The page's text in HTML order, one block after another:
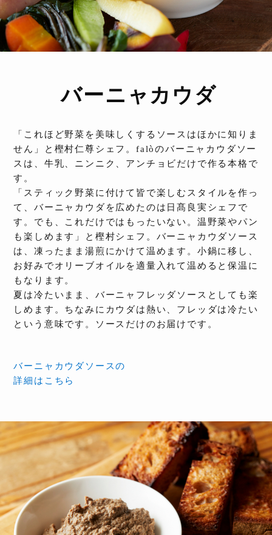
バーニャカウダ
「これほど野菜を美味しくするソースはほかに知りま
せん」と樫村仁尊シェフ。falòのバーニャカウダソー
スは、牛乳、ニンニク、アンチョビだけで作る本格で
す。
「スティック野菜に付けて皆で楽しむスタイルを作っ
て、バーニャカウダを広めたのは日髙良実シェフで
す。でも、これだけではもったいない。温野菜やパン
も楽しめます」と樫村シェフ。バーニャカウダソース
は、凍ったまま湯煎にかけて温めます。小鍋に移し、
お好みでオリーブオイルを適量入れて温めると保温に
もなります。
夏は冷たいまま、バーニャフレッダソースとしても楽
しめます。ちなみにカウダは熱い、フレッダは冷たい
という意味です。ソースだけのお届けです。
バーニャカウダソースの
詳細はこちら